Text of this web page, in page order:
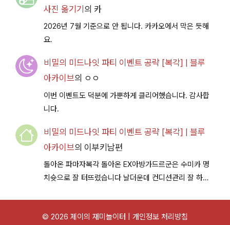
사진 옮기기 의 카
2026년 7월 기준으로 안 됩니다. 카카오에서 막은 듯해
요.
비밀의 미드나잇 파티 이벤트 공략 [복각] | 블루
아카이브의 ㅇㅇ
이번 이벤트도 덕분에 가뿐하게 클리어했습니다. 감사합
니다.
비밀의 미드나잇 파티 이벤트 공략 [복각] | 블루
아카이브의 이부키남편
돌아온 파마자복각 돌아온 EX아방가드르군은 수미카 명
치슛으로 잘 터뜨렸습니다 날더운데 컨디션관리 잘 하시
© 2026 제이의 재미놀이터 | 개인정보 처리방침